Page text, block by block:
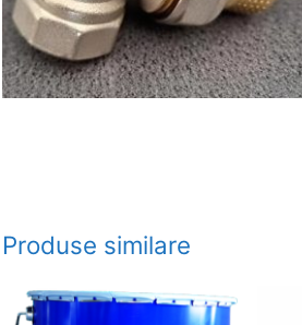
Produse similare